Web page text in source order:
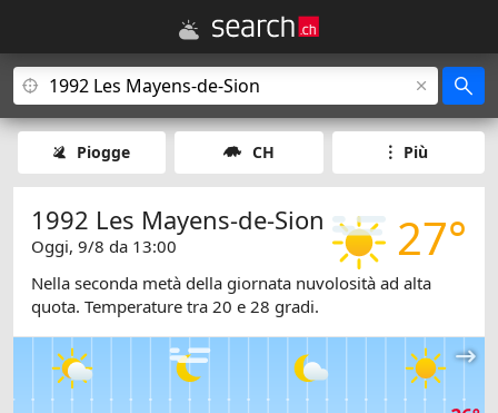
Piogge CH Più
27°
1992 Les Mayens-de-Sion
Oggi, 9/8 da 13:00
Nella seconda metà della giornata nuvolosità ad alta
quota. Temperature tra 20 e 28 gradi.